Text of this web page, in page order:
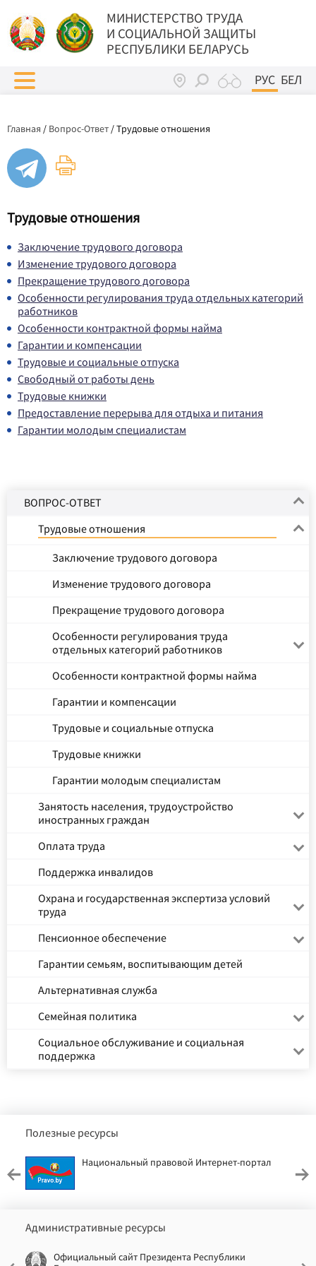
МИНИСТЕРСТВО ТРУДА
И СОЦИАЛЬНОЙ ЗАЩИТЫ
РЕСПУБЛИКИ БЕЛАРУСЬ
РУС БЕЛ
Главная / Вопрос-Ответ /Трудовые отношения
Трудовые отношения
Заключение трудового договора
Изменение трудового договора
Прекращение трудового договора
Особенности регулирования труда отдельных категорий
работников
Особенности контрактной формы найма
Гарантии и компенсации
Трудовые и социальные отпуска
Свободный от работы день
Трудовые книжки
Предоставление перерыва для отдыха и питания
Гарантии молодым специалистам
ВОПРОС-ОТВЕТ
Трудовые отношения
Заключение трудового договора
Изменение трудового договора
Прекращение трудового договора
Особенности регулирования труда
отдельных категорий работников
Особенности контрактной формы найма
Гарантии и компенсации
Трудовые и социальные отпуска
Трудовые книжки
Гарантии молодым специалистам
Занятость населения, трудоустройство
иностранных граждан
Оплата труда
Поддержка инвалидов
Охрана и государственная экспертиза условий
труда
Пенсионное обеспечение
Гарантии семьям, воспитывающим детей
Альтернативная служба
Семейная политика
Социальное обслуживание и социальная
поддержка
Полезные ресурсы
Национальный правовой Интернет-портал
Административные ресурсы
Официальный сайт Президента Республики